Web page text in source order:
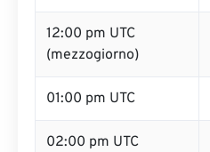
12:00 pm UTC
(mezzogiorno)
01:00 pm UTC
02:00 pm UTC